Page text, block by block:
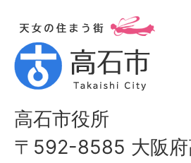
高石市役所
〒592-8585 大阪府